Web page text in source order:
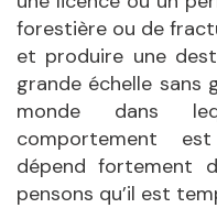
forestière ou de
et produire une
grande échelle sans
monde dans
comportement
dépend fortement
pensons qu’il est